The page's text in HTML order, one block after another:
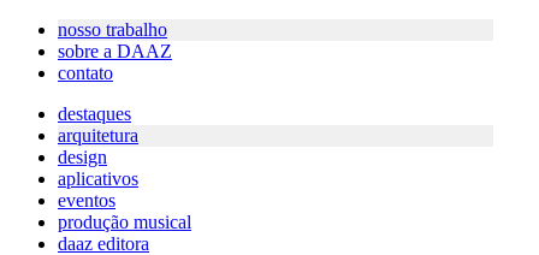
nosso trabalho
sobre a DAAZ
contato
destaques
arquitetura
design
aplicativos
eventos
produção musical
daaz editora